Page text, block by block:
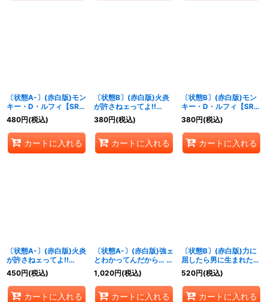
〔状態A-〕(赤白版)モン
キー・D・ルフィ【SR】
{ST10-006}
480円(税込)
カートに入れる
〔状態B〕(赤白版)火炎
が許さねェってよ!!
【R】{OP13-019}
380円(税込)
カートに入れる
〔状態B〕(赤白版)モン
キー・D・ルフィ【SR】
{ST10-006}
380円(税込)
カートに入れる
〔状態A-〕(赤白版)火炎
が許さねェってよ!!
【R】{OP13-019}
450円(税込)
カートに入れる
〔状態A-〕(赤白版)強ェ
とわかってんだから… 始
めから全開だ!!!【R】
{OP13-040}
1,020円(税込)
カートに入れる
〔状態B〕(赤白版)力に
屈したら男に生まれた意
味がねェだろう【R】
{OP13-057}
520円(税込)
カートに入れる